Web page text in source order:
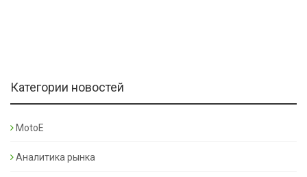
Категории новостей
MotoE
Аналитика рынка